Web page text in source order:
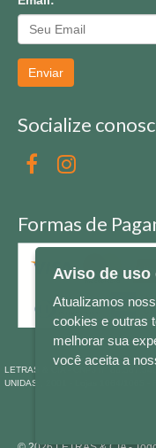
Enviar
Socialize
Formas de
LETRAS & CIA - CNPJ n°
UNIDAS , 2001 - Lojas 1064/1065 -
Aviso de uso
Atualizamos
cookies e outras
melhorar sua
você aceita a